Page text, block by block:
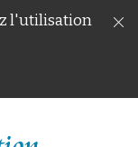
l'utilisation